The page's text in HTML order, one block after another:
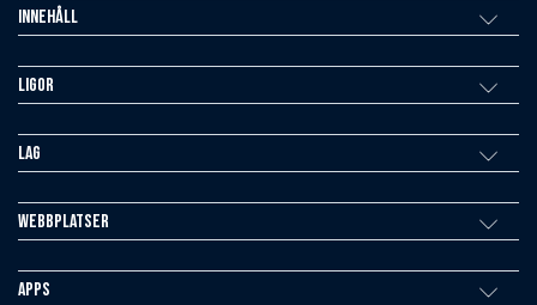
Innehåll
Ligor
Lag
Webbplatser
Apps